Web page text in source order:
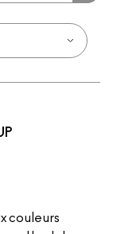
couleurs